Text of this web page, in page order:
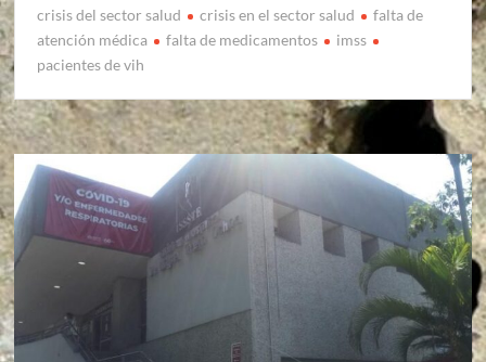
crisis del sector salud crisis en el sector salud
falta de
atención médica
falta de medicamentos
imss
pacientes de vih